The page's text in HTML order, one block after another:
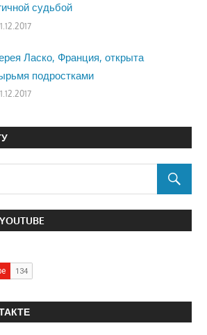
судьбой
Ласко, Франция, открыта
подростками